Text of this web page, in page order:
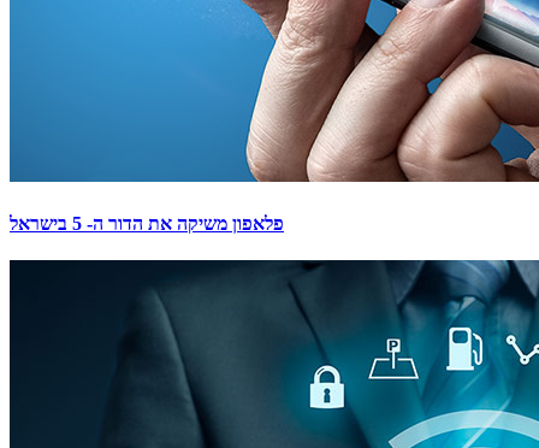
פלאפון משיקה את הדור ה- 5 בישראל